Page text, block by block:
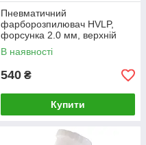
Пневматичний
фарборозпилювач HVLP,
форсунка 2.0 мм, верхній
пластиковий бачок 600мл,
3бар INTERTOOL PT-0120
В наявності
540 ₴
Купити